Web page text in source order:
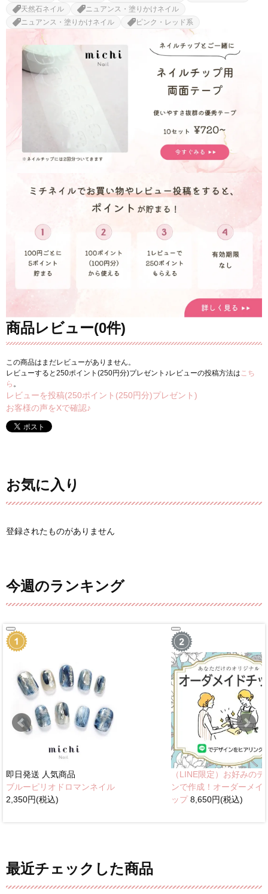
天然石ネイル
ニュアンス・塗りかけネイル
ニュアンス・塗りかけネイル
ピンク・レッド系
商品レビュー(0件)
この商品はまだレビューがありません。
レビューすると250ポイント(250円分)プレゼント♪レビューの投稿方法は こち
ら 。
レビューを投稿(250ポイント(250円分)プレゼント)
お客様の声をXで確認♪
お気に入り
登録されたものがありません
今週のランキング
即日発送 人気商品
ブルーピリオドロマンネイル
2,350円(税込)
（LINE限定）お好みのデ
ンで作成！オーダーメイ
ップ8,650円(税込)
最近チェックした商品